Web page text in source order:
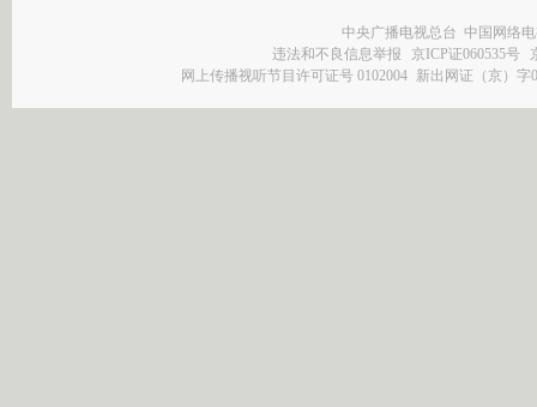
中央广播电视总台 中国网络
违法和不良信息举报
京ICP证060535号
网上传播视听节目许可证号 0102004 新出网证（京）